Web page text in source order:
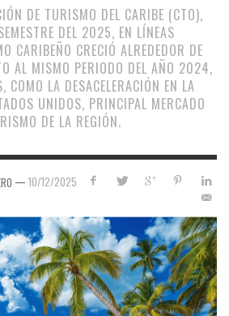
DE TURISMO DEL CARIBE (CTO),
DEL 2025, EN LÍNEAS
CARIBEÑO CRECIÓ ALREDEDOR DE
AL MISMO PERIODO DEL AÑO 2024,
COMO LA DESACELERACIÓN EN LA
UNIDOS, PRINCIPAL MERCADO
DE LA REGIÓN.
— 10/12/2025